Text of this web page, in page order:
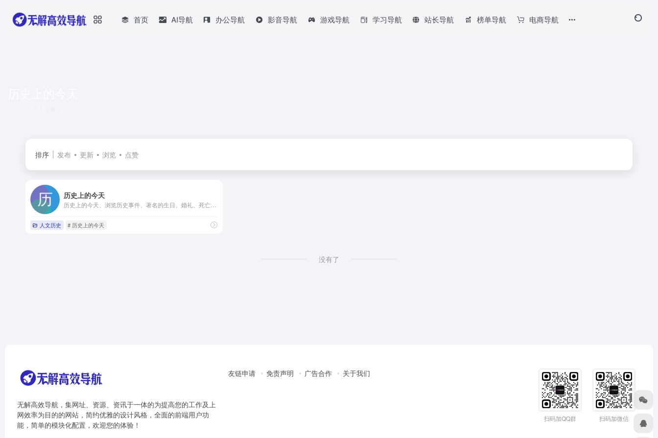
首页 AI导航 办公导航 影音导航 游戏导航 学习导航 站长导航 榜单导航 电商导航
排序 发布 更新 浏览 点赞
历史上的今天
人文历史 # 历史上的今天
没有了
无解高效导航，集网址、资源、资讯于一体的为提高您的工作及上
网效率为目的的网站，简约优雅的设计风格，全面的前端用户功
能，简单的模块化配置，欢迎您的体验！
友链申请 免责声明 广告合作 关于我们
扫码加QQ群 扫码加微信